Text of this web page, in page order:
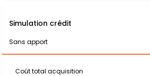
Simulation crédit
Sans apport
Coût total acquisition